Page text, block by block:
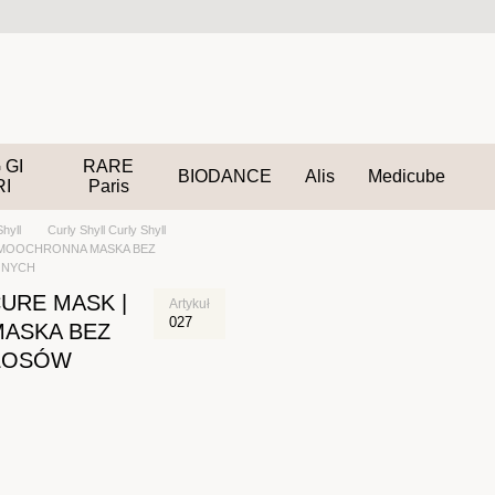
RARE
Paris
BIODANCE Alis Medicube
Curly Shyll Curly Shyll
MASKA BEZ
MASK |
BEZ
Artykuł
027